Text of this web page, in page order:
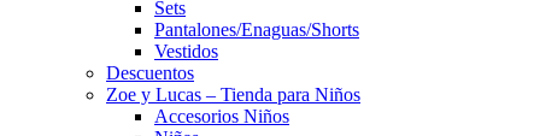
Sets
Pantalones/Enaguas/Shorts
Vestidos
Descuentos
Zoe y Lucas – Tienda para Niños
Accesorios Niños